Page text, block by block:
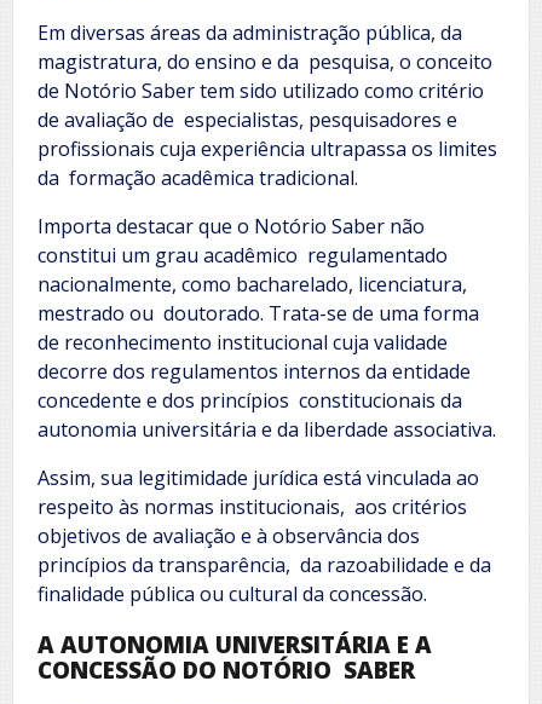
Em diversas áreas da administração pública, da
magistratura, do ensino e da pesquisa, o conceito
de Notório Saber tem sido utilizado como critério
de avaliação de especialistas, pesquisadores e
profissionais cuja experiência ultrapassa os limites
da formação acadêmica tradicional.
Importa destacar que o Notório Saber não
constitui um grau acadêmico regulamentado
nacionalmente, como bacharelado, licenciatura,
mestrado ou doutorado. Trata-se de uma forma
de reconhecimento institucional cuja validade
decorre dos regulamentos internos da entidade
concedente e dos princípios constitucionais da
autonomia universitária e da liberdade associativa.
Assim, sua legitimidade jurídica está vinculada ao
respeito às normas institucionais, aos critérios
objetivos de avaliação e à observância dos
princípios da transparência, da razoabilidade e da
finalidade pública ou cultural da concessão.
A AUTONOMIA UNIVERSITÁRIA E A
CONCESSÃO DO NOTÓRIO SABER